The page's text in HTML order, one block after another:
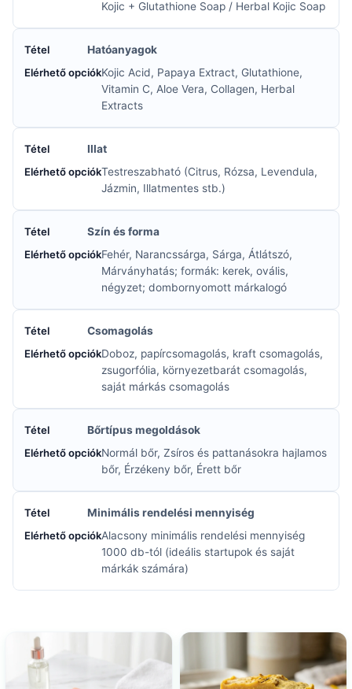
Kojic + Glutathione Soap / Herbal Kojic Soap
Hatóanyagok
Kojic Acid, Papaya Extract, Glutathione,
Vitamin C, Aloe Vera, Collagen, Herbal
Extracts
Illat
Testreszabható (Citrus, Rózsa, Levendula,
Jázmin, Illatmentes stb.)
Szín és forma
Fehér, Narancssárga, Sárga, Átlátszó,
Márványhatás; formák: kerek, ovális,
négyzet; dombornyomott márkalogó
Csomagolás
Doboz, papírcsomagolás, kraft csomagolás,
zsugorfólia, környezetbarát csomagolás,
saját márkás csomagolás
Bőrtípus megoldások
Normál bőr, Zsíros és pattanásokra hajlamos
bőr, Érzékeny bőr, Érett bőr
Minimális rendelési mennyiség
Alacsony minimális rendelési mennyiség
1000 db-tól (ideális startupok és saját
márkák számára)